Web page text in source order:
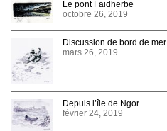
Le pont Faidherbe
octobre 26, 2019
Discussion de bord de mer
mars 26, 2019
Depuis l’île de Ngor
février 24, 2019